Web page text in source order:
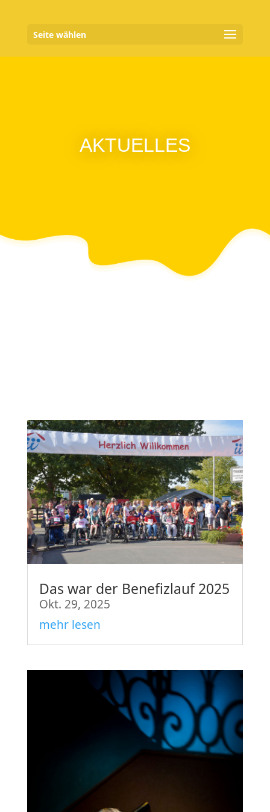
Seite wählen
AKTUELLES
Das war der Benefizlauf 2025
Okt. 29, 2025
mehr lesen